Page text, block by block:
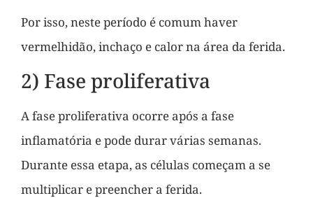
Por isso, neste período é comum haver
vermelhidão, inchaço e calor na área da ferida.
2) Fase proliferativa
A fase proliferativa ocorre após a fase
inflamatória e pode durar várias semanas.
Durante essa etapa, as células começam a se
multiplicar e preencher a ferida.